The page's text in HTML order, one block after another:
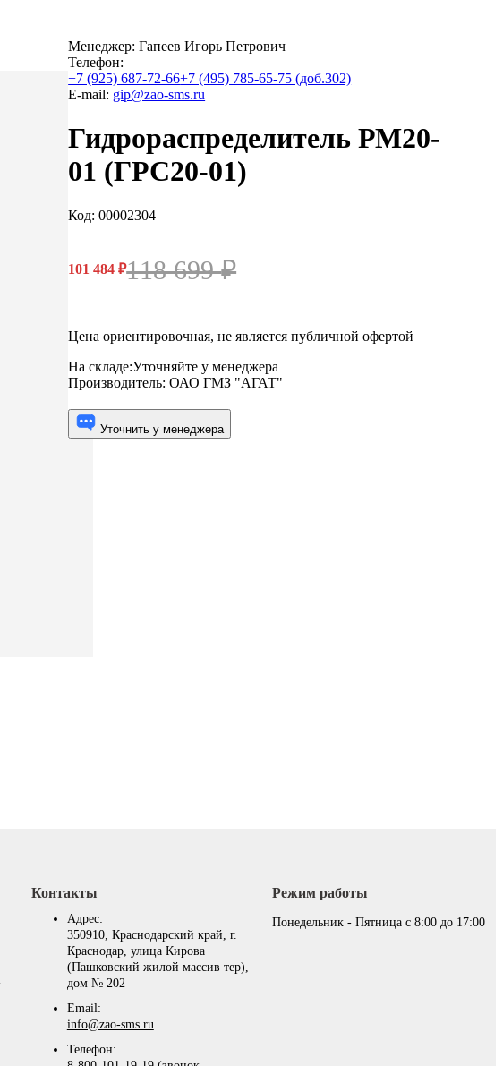
Менеджер:Гапеев Игорь Петрович
Телефон:
+7 (925) 687-72-66+7 (495) 785-65-75 (доб.302)
E-mail: gip@zao-sms.ru
Гидрораспределитель РМ20-
01 (ГРС20-01)
Код: 00002304
101 484₽118 699₽
Цена ориентировочная, не является публичной офертой
На складе:Уточняйте у менеджера
Производитель:ОАО ГМЗ "АГАТ"
Уточнить у менеджера
Контакты
Адрес:
350910, Краснодарский край, г.
Краснодар, улица Кирова
(Пашковский жилой массив тер),
дом № 202
Email:
info@zao-sms.ru
Телефон:
Режим работы
Понедельник - Пятница с 8:00 до 17:00